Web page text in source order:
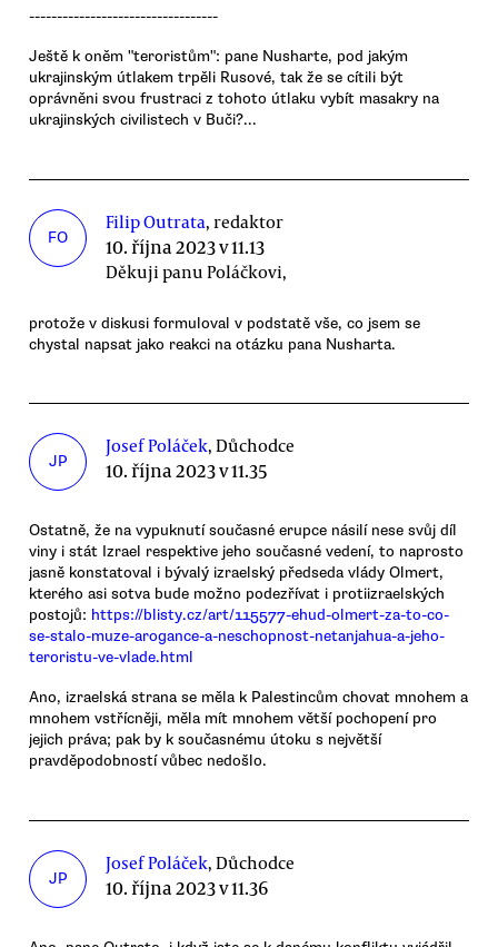
----------------------------------
Ještě k oněm "teroristům": pane Nusharte, pod jakým
ukrajinským útlakem trpěli Rusové, tak že se cítili být
oprávněni svou frustraci z tohoto útlaku vybít masakry na
ukrajinských civilistech v Buči?...
FO
Filip Outrata, redaktor
10. října 2023 v 11.13
Děkuji panu Poláčkovi,
protože v diskusi formuloval v podstatě vše, co jsem se
chystal napsat jako reakci na otázku pana Nusharta.
JP
Josef Poláček, Důchodce
10. října 2023 v 11.35
Ostatně, že na vypuknutí současné erupce násilí nese svůj díl
viny i stát Izrael respektive jeho současné vedení, to naprosto
jasně konstatoval i bývalý izraelský předseda vlády Olmert,
kterého asi sotva bude možno podezřívat i protiizraelských
postojů: https://blisty.cz/art/115577-ehud-olmert-za-to-co-
se-stalo-muze-arogance-a-neschopnost-netanjahua-a-jeho-
teroristu-ve-vlade.html
Ano, izraelská strana se měla k Palestincům chovat mnohem a
mnohem vstřícněji, měla mít mnohem větší pochopení pro
jejich práva; pak by k současnému útoku s největší
pravděpodobností vůbec nedošlo.
JP
Josef Poláček, Důchodce
10. října 2023 v 11.36